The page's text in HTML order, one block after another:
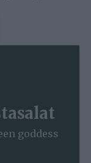
goddess